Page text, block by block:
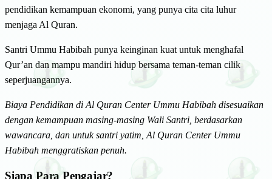
pendidikan kemampuan ekonomi, yang punya cita cita luhur
menjaga Al Quran.
Santri Ummu Habibah punya keinginan kuat untuk menghafal
Qur’an dan mampu mandiri hidup bersama teman-teman cilik
seperjuangannya.
Biaya Pendidikan di Al Quran Center Ummu Habibah disesuaikan
dengan kemampuan masing-masing Wali Santri, berdasarkan
wawancara, dan untuk santri yatim, Al Quran Center Ummu
Habibah menggratiskan penuh.
Siapa Para Pengajar?